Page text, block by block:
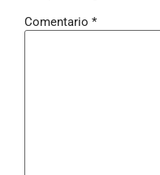
Comentario *